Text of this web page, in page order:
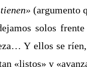
(argumento
solos
Y ellos se
«listos» y